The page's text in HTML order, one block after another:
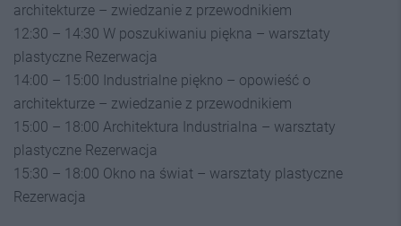
architekturze – zwiedzanie z przewodnikiem
12:30 – 14:30 W poszukiwaniu piękna – warsztaty
plastyczne Rezerwacja
14:00 – 15:00 Industrialne piękno – opowieść o
architekturze – zwiedzanie z przewodnikiem
15:00 – 18:00 Architektura Industrialna – warsztaty
plastyczne Rezerwacja
15:30 – 18:00 Okno na świat – warsztaty plastyczne
Rezerwacja